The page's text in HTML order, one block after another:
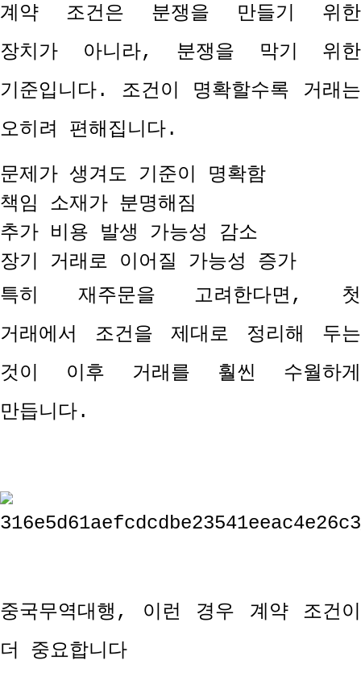
계약 조건은 분쟁을 만들기 위한
장치가 아니라, 분쟁을 막기 위한
기준입니다. 조건이 명확할수록 거래는
오히려 편해집니다.
문제가 생겨도 기준이 명확함
책임 소재가 분명해짐
추가 비용 발생 가능성 감소
장기 거래로 이어질 가능성 증가
특히 재주문을 고려한다면 , 첫
거래에서 조건을 제대로 정리해 두는
것이 이후 거래를 훨씬 수월하게
만듭니다.
중국무역대행 , 이런 경우 계약 조건이
더 중요합니다